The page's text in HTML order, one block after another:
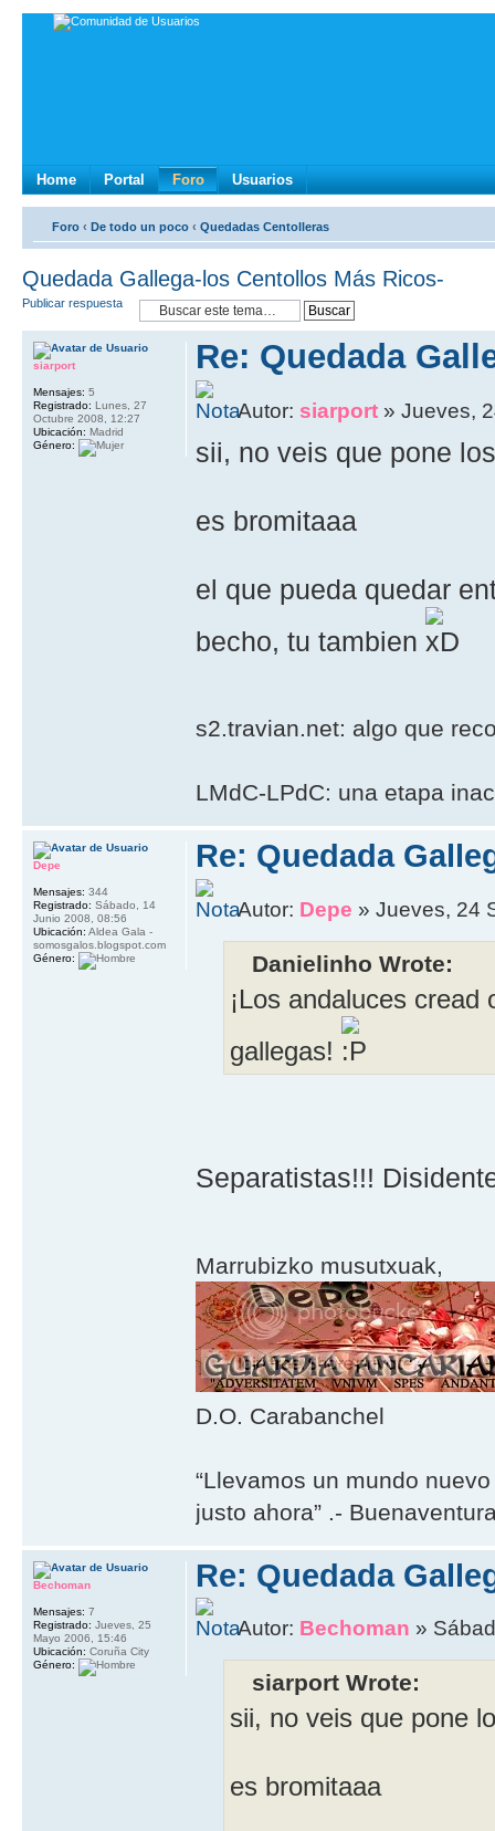
Home Portal Foro Usuarios
Foro ‹ De todo un poco ‹ Quedadas Centolleras
Quedada Gallega-los Centollos Más Ricos-
Publicar respuesta
Re: Quedada
Autor: siarport » Jueves,
sii, no veis que pone
es bromitaaa
el que pueda quedar
becho, tu tambien
s2.travian.net: algo que
LMdC-LPdC: una etapa
siarport
Mensajes: 5
Registrado: Lunes, 27
Octubre 2008, 12:27
Ubicación: Madrid
Género:
Re: Quedada
Autor: Depe » Jueves, 24
Danielinho Wrote:
¡Los andaluces
gallegas!
Separatistas!!!
Marrubizko musutxuak,
D.O. Carabanchel
“Llevamos un mundo
justo ahora” .-
Depe
Mensajes: 344
Registrado: Sábado, 14
Junio 2008, 08:56
Ubicación: Aldea Gala -
somosgalos.blogspot.com
Género:
Re: Quedada
Autor: Bechoman »
siarport Wrote:
sii, no veis que pone
es bromitaaa
Bechoman
Mensajes: 7
Registrado: Jueves, 25
Mayo 2006, 15:46
Ubicación: Coruña City
Género: